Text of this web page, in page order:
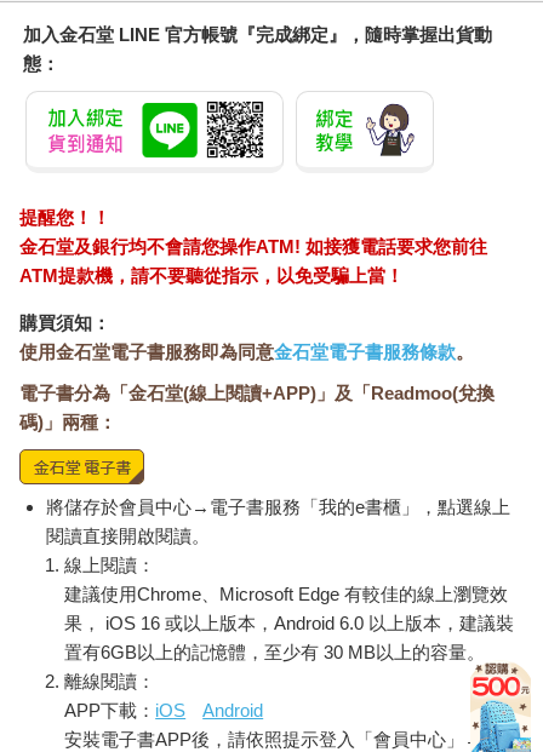
加入金石堂 LINE 官方帳號『完成綁定』，隨時掌握出貨動
態：
提醒您！！
金石堂及銀行均不會請您操作ATM! 如接獲電話要求您前往
ATM提款機，請不要聽從指示，以免受騙上當！
購買須知：
使用金石堂電子書服務即為同意金石堂電子書服務條款。
電子書分為「金石堂(線上閱讀+APP)」及「Readmoo(兌換
碼)」兩種：
將儲存於會員中心→電子書服務「我的e書櫃」，點選線上
閱讀直接開啟閱讀。
線上閱讀：
建議使用Chrome、Microsoft Edge 有較佳的線上瀏覽效
果， iOS 16 或以上版本，Android 6.0 以上版本，建議裝
置有6GB以上的記憶體，至少有 30 MB以上的容量。
離線閱讀：
APP下載： iOS
Android
安裝電子書APP後，請依照提示登入「會員中心」→「我